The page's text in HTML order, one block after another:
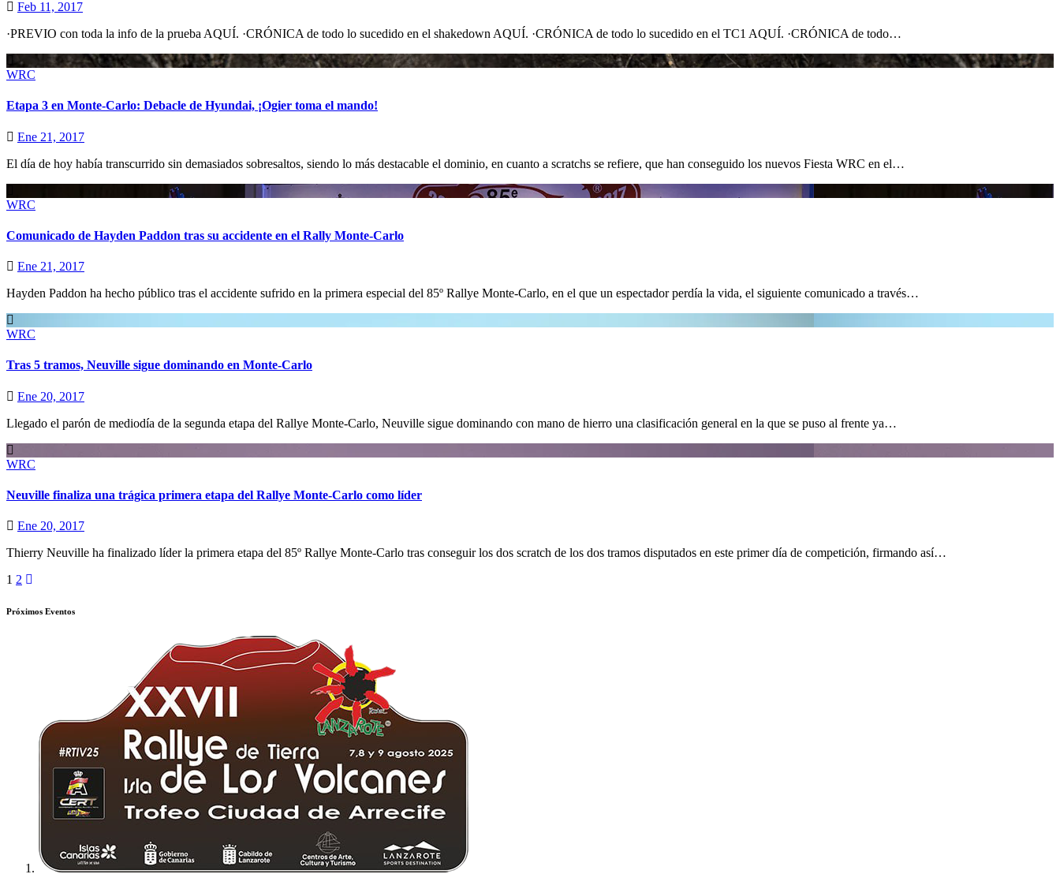
Feb 11, 2017
·PREVIO con toda la info de la prueba AQUÍ. ·CRÓNICA de todo lo sucedido en el shakedown AQUÍ. ·CRÓNICA de todo lo sucedido en el TC1 AQUÍ. ·CRÓNICA de todo…
WRC
Etapa 3 en Monte-Carlo: Debacle de Hyundai, ¡Ogier toma el mando!
Ene 21, 2017
El día de hoy había transcurrido sin demasiados sobresaltos, siendo lo más destacable el dominio, en cuanto a scratchs se refiere, que han conseguido los nuevos Fiesta WRC en el…
WRC
Comunicado de Hayden Paddon tras su accidente en el Rally Monte-Carlo
Ene 21, 2017
Hayden Paddon ha hecho público tras el accidente sufrido en la primera especial del 85º Rallye Monte-Carlo, en el que un espectador perdía la vida, el siguiente comunicado a través…
WRC
Tras 5 tramos, Neuville sigue dominando en Monte-Carlo
Ene 20, 2017
Llegado el parón de mediodía de la segunda etapa del Rallye Monte-Carlo, Neuville sigue dominando con mano de hierro una clasificación general en la que se puso al frente ya…
WRC
Neuville finaliza una trágica primera etapa del Rallye Monte-Carlo como líder
Ene 20, 2017
Thierry Neuville ha finalizado líder la primera etapa del 85º Rallye Monte-Carlo tras conseguir los dos scratch de los dos tramos disputados en este primer día de competición, firmando así…
Paginación
de
1 2
Próximos Eventos